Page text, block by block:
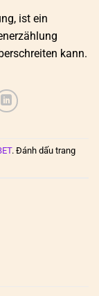
ist ein
kann.
. Đánh dấu trang